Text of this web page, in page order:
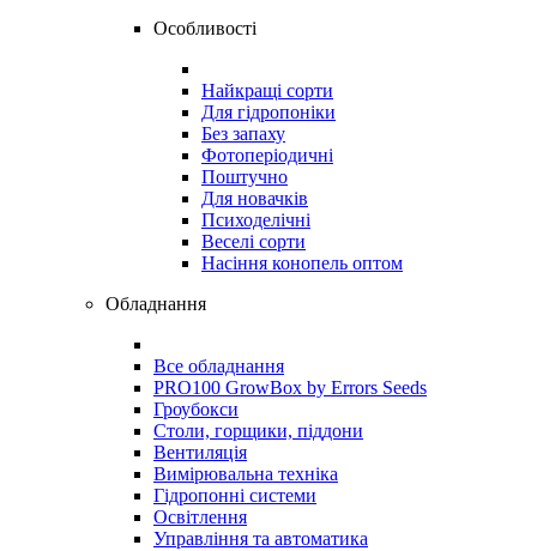
Особливості
Найкращі сорти
Для гідропоніки
Без запаху
Фотоперіодичні
Поштучно
Для новачків
Психоделічні
Веселі сорти
Насіння конопель оптом
Обладнання
Все обладнання
PRO100 GrowBox by Errors Seeds
Гроубокси
Столи, горщики, піддони
Вентиляція
Вимірювальна техніка
Гідропонні системи
Освітлення
Управління та автоматика